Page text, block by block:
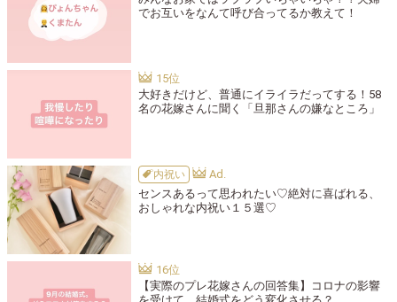
でお互いをなんて呼び合ってるか教えて！
大好きだけど、普通にイライラだってする！58
名の花嫁さんに聞く「旦那さんの嫌なところ」
内祝い
センスあるって思われたい♡絶対に喜ばれる、
おしゃれな内祝い１５選♡
【実際のプレ花嫁さんの回答集】コロナの影響